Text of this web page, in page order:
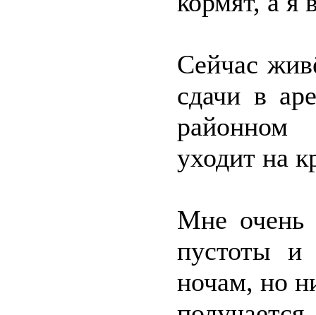
Сейчас
сдачи в
районном
уходит на
Мне очень
пустоты и
ночам, но